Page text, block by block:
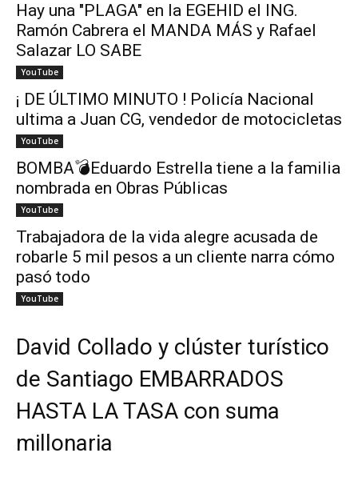
Hay una "PLAGA" en la EGEHID el ING.
Ramón Cabrera el MANDA MÁS y Rafael
Salazar LO SABE
YouTube
¡ DE ÚLTIMO MINUTO ! Policía Nacional
ultima a Juan CG, vendedor de motocicletas
YouTube
BOMBA💣Eduardo Estrella tiene a la familia
nombrada en Obras Públicas
YouTube
Trabajadora de la vida alegre acusada de
robarle 5 mil pesos a un cliente narra cómo
pasó todo
YouTube
David Collado y clúster turístico
de Santiago EMBARRADOS
HASTA LA TASA con suma
millonaria